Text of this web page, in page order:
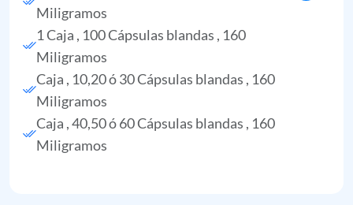
Miligramos
1 Caja , 100 Cápsulas blandas , 160
Miligramos
Caja , 10,20 ó 30 Cápsulas blandas , 160
Miligramos
Caja , 40,50 ó 60 Cápsulas blandas , 160
Miligramos